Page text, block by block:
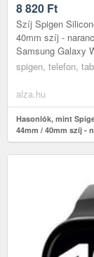
8 820 Ft
Szíj Spigen
40mm szíj -
Samsung Galaxy
spigen, telefon,
alza.hu
Hasonlók, mint
44mm / 40mm szíj -